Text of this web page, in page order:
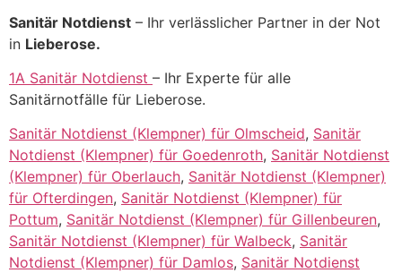
Sanitär Notdienst – Ihr verlässlicher Partner in der Not
in Lieberose.
1A Sanitär Notdienst – Ihr Experte für alle
Sanitärnotfälle für Lieberose.
Sanitär Notdienst (Klempner) für Olmscheid, Sanitär
Notdienst (Klempner) für Goedenroth, Sanitär Notdienst
(Klempner) für Oberlauch, Sanitär Notdienst (Klempner)
für Ofterdingen, Sanitär Notdienst (Klempner) für
Pottum, Sanitär Notdienst (Klempner) für Gillenbeuren,
Sanitär Notdienst (Klempner) für Walbeck, Sanitär
Notdienst (Klempner) für Damlos, Sanitär Notdienst